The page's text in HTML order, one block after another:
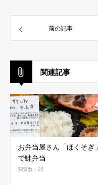
前の記事
関連記事
お弁当屋さん「ほくそぎ」
で鮭弁当
閲覧数：25